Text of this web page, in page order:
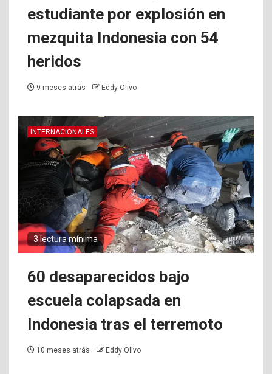
estudiante por explosión en
mezquita Indonesia con 54
heridos
9 meses atrás Eddy Olivo
INTERNACIONALES
3 lectura mínima
60 desaparecidos bajo
escuela colapsada en
Indonesia tras el terremoto
10 meses atrás Eddy Olivo